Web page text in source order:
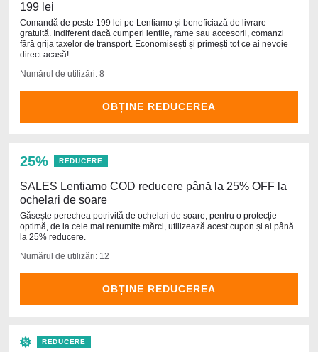
199 lei
Comandă de peste 199 lei pe Lentiamo și beneficiază de livrare
gratuită. Indiferent dacă cumperi lentile, rame sau accesorii, comanzi
fără grija taxelor de transport. Economisești și primești tot ce ai nevoie
direct acasă!
Numărul de utilizări: 8
OBȚINE REDUCEREA
25% REDUCERE
SALES Lentiamo COD reducere până la 25% OFF la
ochelari de soare
Găsește perechea potrivită de ochelari de soare, pentru o protecție
optimă, de la cele mai renumite mărci, utilizează acest cupon și ai până
la 25% reducere.
Numărul de utilizări: 12
OBȚINE REDUCEREA
REDUCERE